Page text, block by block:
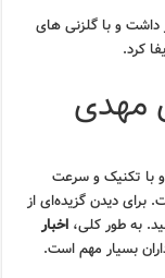
های آسیا ۲۰۲۳ نیز حضور داشت و با گلزنی های
کرد.
مهدی
با تکنیک و سرعت
برای دیدن گزیده‌ای از
به طور کلی،اخبار
بسیار مهم است.